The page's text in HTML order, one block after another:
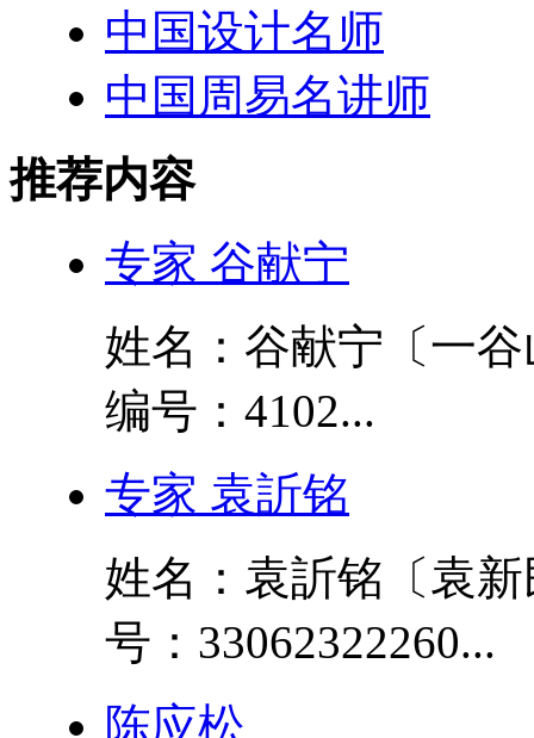
中国设计名师
中国周易名讲师
推荐内容
专家 谷献宁
姓名：谷献宁〔一
编号：4102...
专家 袁訢铭
姓名：袁訢铭〔袁
号：33062322260...
陈应松